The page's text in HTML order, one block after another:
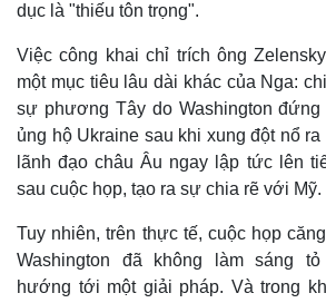
dục là "thiếu tôn trọng".
Việc công khai chỉ trích ông
một mục tiêu lâu dài khác của Nga:
sự phương Tây do Washington
ủng hộ Ukraine sau khi xung đột nổ
lãnh đạo châu Âu ngay lập tức lên
sau cuộc họp, tạo ra sự chia rẽ với Mỹ.
Tuy nhiên, trên thực tế, cuộc họp
Washington đã không làm sáng
hướng tới một giải pháp. Và trong